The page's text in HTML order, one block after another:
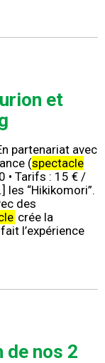
et
partenariat avec
(spectacle
• Tarifs : 15 € /
les “Hikikomori”.
des
crée la
l’expérience
nos 2